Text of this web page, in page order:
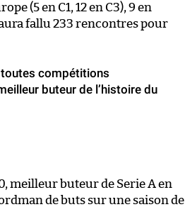
(5 en C1, 12 en C3), 9 en
aura fallu 233 rencontres pour
compétitions
buteur de l’histoire du
meilleur buteur de Serie A en
de buts sur une saison de